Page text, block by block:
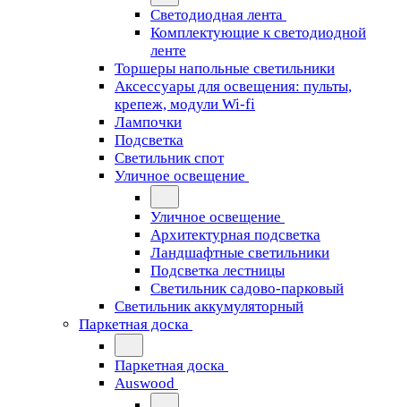
Светодиодная лента
Комплектующие к светодиодной
ленте
Торшеры напольные светильники
Аксессуары для освещения: пульты,
крепеж, модули Wi-fi
Лампочки
Подсветка
Светильник спот
Уличное освещение
Уличное освещение
Архитектурная подсветка
Ландшафтные светильники
Подсветка лестницы
Светильник садово-парковый
Светильник аккумуляторный
Паркетная доска
Паркетная доска
Auswood